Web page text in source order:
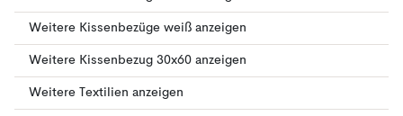
Weitere Kissenbezüge weiß anzeigen
Weitere Kissenbezug 30x60 anzeigen
Weitere Textilien anzeigen